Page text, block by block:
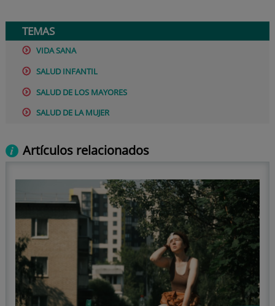
TEMAS
VIDA SANA
SALUD INFANTIL
SALUD DE LOS MAYORES
SALUD DE LA MUJER
Artículos relacionados